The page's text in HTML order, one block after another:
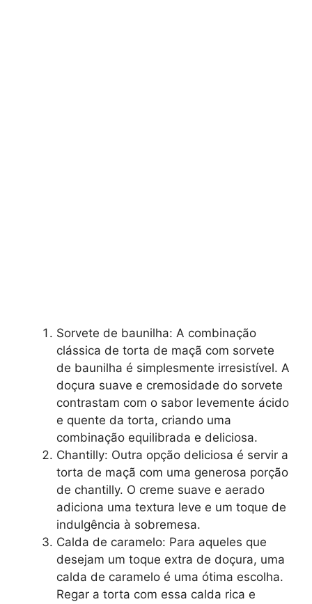
Sorvete de baunilha: A combinação
clássica de torta de maçã com sorvete
de baunilha é simplesmente irresistível. A
doçura suave e cremosidade do sorvete
contrastam com o sabor levemente ácido
e quente da torta, criando uma
combinação equilibrada e deliciosa.
Chantilly: Outra opção deliciosa é servir a
torta de maçã com uma generosa porção
de chantilly. O creme suave e aerado
adiciona uma textura leve e um toque de
indulgência à sobremesa.
Calda de caramelo: Para aqueles que
desejam um toque extra de doçura, uma
calda de caramelo é uma ótima escolha.
Regar a torta com essa calda rica e